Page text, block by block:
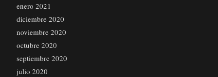
enero 2021
diciembre 2020
noviembre 2020
octubre 2020
septiembre 2020
julio 2020